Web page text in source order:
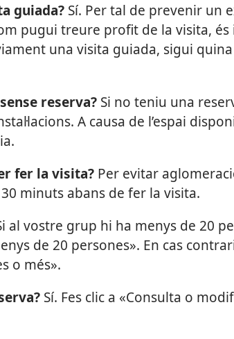
guiada? Sí. Per tal de prevenir un
pugui treure profit de la visita,
una visita guiada, sigui
reserva? Si no teniu una
A causa de l’espai
fer la visita? Per evitar
minuts abans de fer la visita.
al vostre grup hi ha menys de 20
de 20 persones». En cas
o més».
Sí. Fes clic a «Consulta o